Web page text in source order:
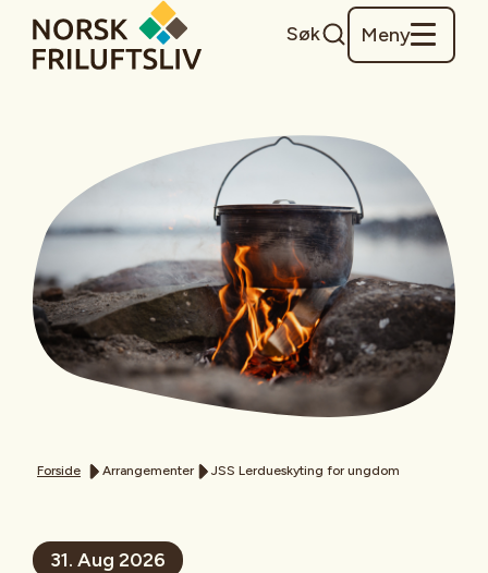
Søk Meny
Forside Arrangementer JSS Lerdueskyting for ungdom
31. Aug 2026